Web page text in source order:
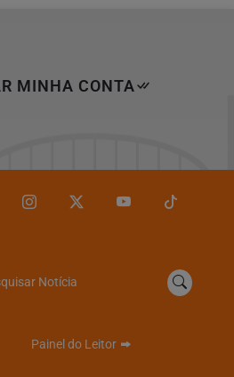
MINHA CONTA
Notícia
Painel do Leitor